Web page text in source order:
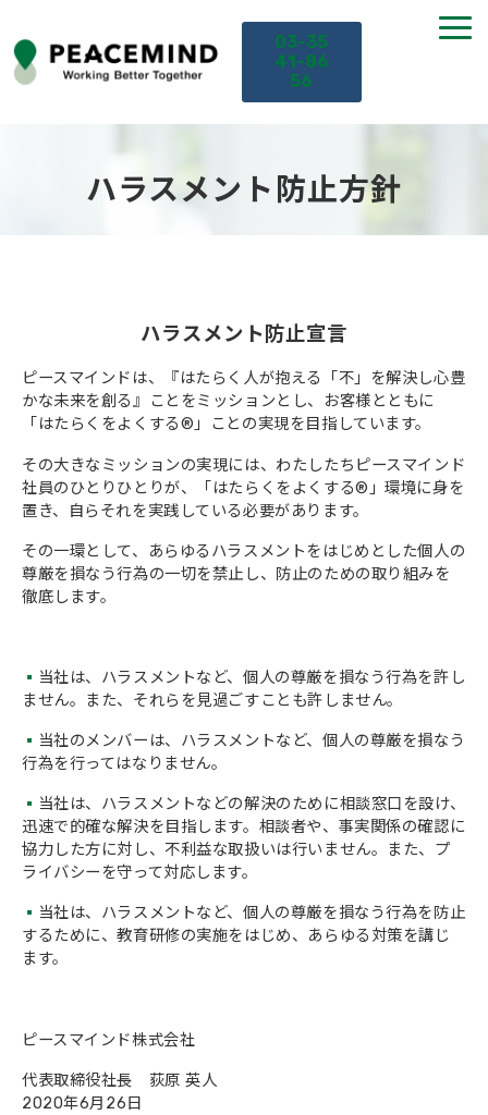
03-35
41-86
56
お役立ち情報
導入事例
ハラスメント防止方針
ハラスメント防止宣言
ピースマインドは、『はたらく人が抱える「不」を解決し心豊
かな未来を創る』ことをミッションとし、お客様とともに
「はたらくをよくする®」ことの実現を目指しています。
その大きなミッションの実現には、わたしたちピースマインド
社員のひとりひとりが、「はたらくをよくする®」環境に身を
置き、自らそれを実践している必要があります。
その一環として、あらゆるハラスメントをはじめとした個人の
尊厳を損なう行為の一切を禁止し、防止のための取り組みを
徹底します。
▪ 当社は、ハラスメントなど、個人の尊厳を損なう行為を許し
ません。また、それらを見過ごすことも許しません。
▪ 当社のメンバーは、ハラスメントなど、個人の尊厳を損なう
行為を行ってはなりません。
▪ 当社は、ハラスメントなどの解決のために相談窓口を設け、
迅速で的確な解決を目指します。相談者や、事実関係の確認に
協力した方に対し、不利益な取扱いは行いません。また、プ
ライバシーを守って対応します。
▪ 当社は、ハラスメントなど、個人の尊厳を損なう行為を防止
するために、教育研修の実施をはじめ、あらゆる対策を講じ
ます。
ピースマインド株式会社
代表取締役社長 荻原 英人
2020年6月26日